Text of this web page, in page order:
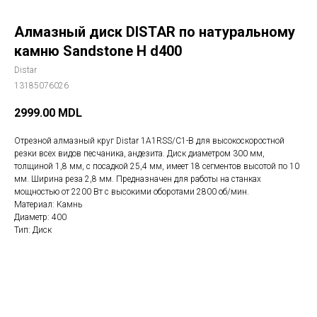
Алмазный диск DISTAR по натуральному
камню Sandstone H d400
Distar
13185076026
2999.00 MDL
Отрезной алмазный круг Distar 1A1RSS/C1-B для высокоскоростной
резки всех видов песчаника, андезита. Диск диаметром 300 мм,
толщиной 1,8 мм, с посадкой 25,4 мм, имеет 18 сегментов высотой по 10
мм. Ширина реза 2,8 мм. Предназначен для работы на станках
мощностью от 2200 Вт с высокими оборотами 2800 об/мин.
Материал: Камнь
Диаметр: 400
Тип: Диск